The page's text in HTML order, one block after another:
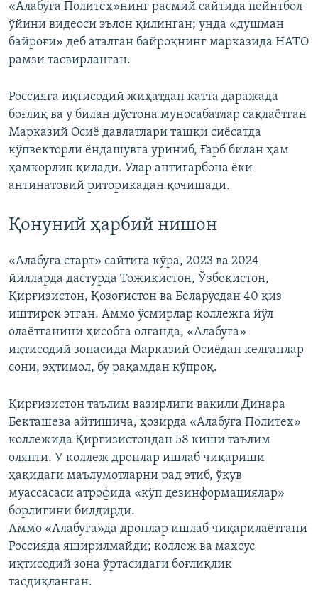
«Алабуга Политех»нинг расмий сайтида пейнтбол
ўйини видеоси эълон қилинган; унда «душман
байроғи» деб аталган байроқнинг марказида НАТО
рамзи тасвирланган.
Россияга иқтисодий жиҳатдан катта даражада
боғлиқ ва у билан дўстона муносабатлар сақлаётган
Марказий Осиё давлатлари ташқи сиёсатда
кўпвекторли ёндашувга уриниб, Ғарб билан ҳам
ҳамкорлик қилади. Улар антиғарбона ёки
антинатовий риторикадан қочишади.
Қонуний ҳарбий нишон
«Алабуга старт» сайтига кўра, 2023 ва 2024
йилларда дастурда Тожикистон, Ўзбекистон,
Қирғизистон, Қозоғистон ва Беларусдан 40 қиз
иштирок этган. Аммо ўсмирлар коллежга йўл
олаётганини ҳисобга олганда, «Алабуга»
иқтисодий зонасида Марказий Осиёдан келганлар
сони, эҳтимол, бу рақамдан кўпроқ.
Қирғизистон таълим вазирлиги вакили Динара
Бекташева айтишича, ҳозирда «Алабуга Политех»
коллежида Қирғизистондан 58 киши таълим
оляпти. У коллеж дронлар ишлаб чиқариши
ҳақидаги маълумотларни рад этиб, ўқув
муассасаси атрофида «кўп дезинформациялар»
борлигини билдирди.
Аммо «Алабуга»да дронлар ишлаб чиқарилаётгани
Россияда яширилмайди; коллеж ва махсус
иқтисодий зона ўртасидаги боғлиқлик
тасдиқланган.